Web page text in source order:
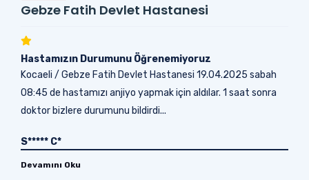
Gebze Fatih Devlet Hastanesi
Hastamızın Durumunu Öğrenemiyoruz
Kocaeli / Gebze Fatih Devlet Hastanesi 19.04.2025 sabah
08:45 de hastamızı anjiyo yapmak için aldılar. 1 saat sonra
doktor bizlere durumunu bildirdi...
S***** C*
Devamını Oku